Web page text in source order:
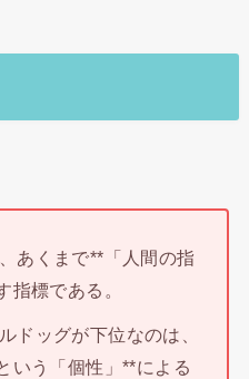
あくまで**「人間の指
指標である。
ドッグが下位なのは、
いう「個性」**による